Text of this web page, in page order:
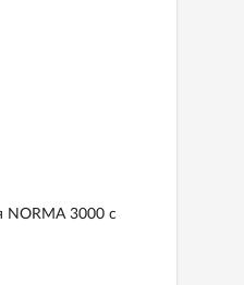
NORMA 3000 с